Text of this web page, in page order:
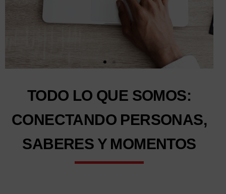
TODO LO QUE SOMOS:
CONECTANDO PERSONAS,
SABERES Y MOMENTOS